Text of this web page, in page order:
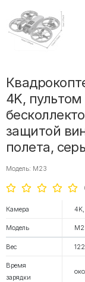
4K, пультом
защитой
полета,
Модель: M23
Камера
Модель
Вес
Время
зарядки